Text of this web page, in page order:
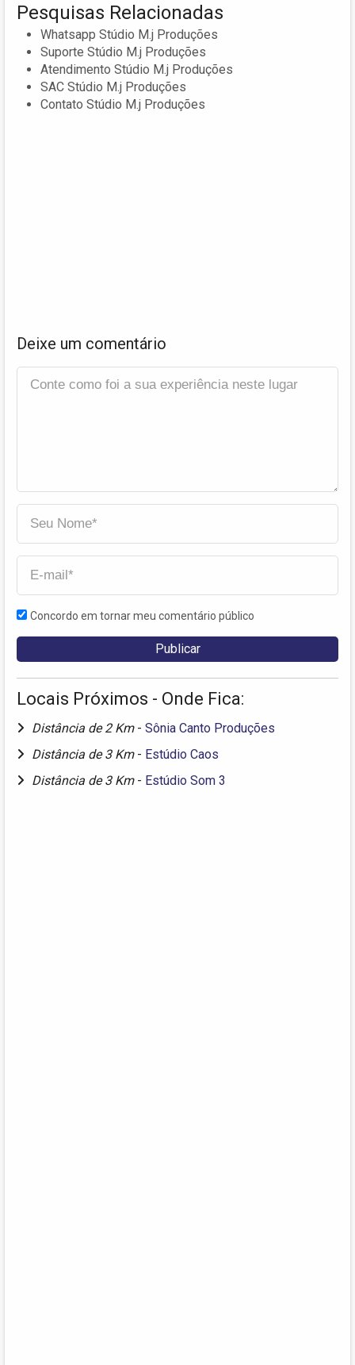
Pesquisas Relacionadas
Whatsapp Stúdio M.j Produções
Suporte Stúdio M.j Produções
Atendimento Stúdio M.j Produções
SAC Stúdio M.j Produções
Contato Stúdio M.j Produções
Deixe um comentário
Concordo em tornar meu comentário público
Locais Próximos - Onde Fica:
Distância de 2 Km - Sônia Canto Produções
Distância de 3 Km - Estúdio Caos
Distância de 3 Km - Estúdio Som 3